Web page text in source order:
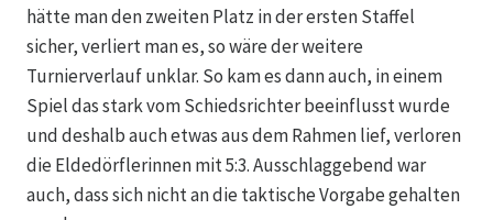
hätte man den zweiten Platz in der ersten Staffel
sicher, verliert man es, so wäre der weitere
Turnierverlauf unklar. So kam es dann auch, in einem
Spiel das stark vom Schiedsrichter beeinflusst wurde
und deshalb auch etwas aus dem Rahmen lief, verloren
die Eldedörflerinnen mit 5:3. Ausschlaggebend war
auch, dass sich nicht an die taktische Vorgabe gehalten